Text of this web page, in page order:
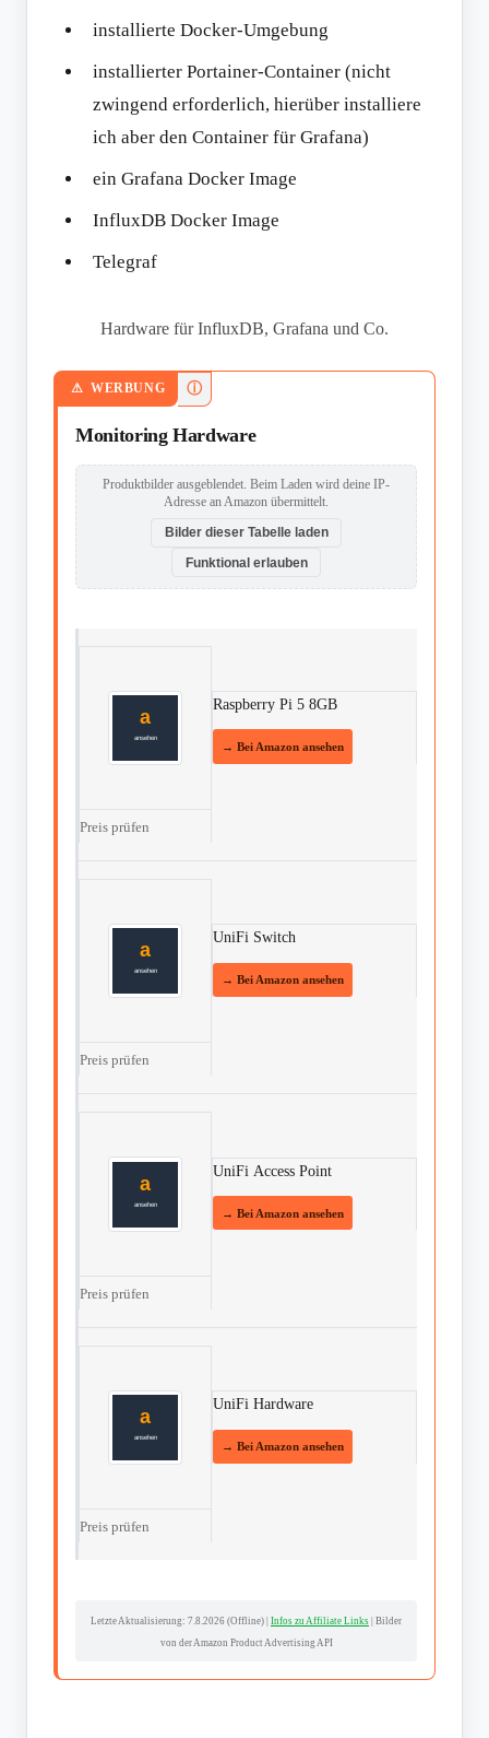
installierte Docker-Umgebung
installierter Portainer-Container (nicht
zwingend erforderlich, hierüber installiere
ich aber den Container für Grafana)
ein Grafana Docker Image
InfluxDB Docker Image
Telegraf
Hardware für InfluxDB, Grafana und Co.
WERBUNG ⓘ
Monitoring Hardware
Produktbilder ausgeblendet. Beim Laden wird deine IP-
Adresse an Amazon übermittelt.
Bilder dieser Tabelle laden
Funktional erlauben
Raspberry Pi 5 8GB
Preis prüfen
UniFi Switch
Preis prüfen
UniFi Access Point
Preis prüfen
UniFi Hardware
Preis prüfen
Letzte Aktualisierung: 7.8.2026 (Offline) Infos zu Affiliate Links | Bilder
von der Amazon Product Advertising API